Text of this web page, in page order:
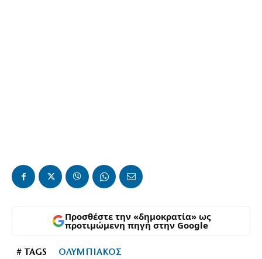
Προσθέστε την «δημοκρατία» ως
προτιμώμενη πηγή στην Google
# TAGS ΟΛΥΜΠΙΑΚΟΣ